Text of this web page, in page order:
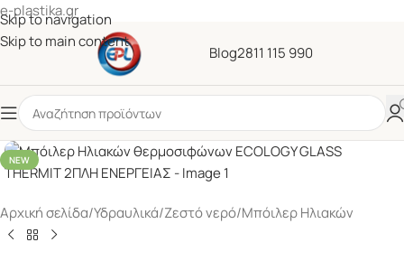
e-plastika.gr
Skip to navigation
Skip to main content
Blog2811 115 990
NEW
Αρχική σελίδα/Υδραυλικά/Ζεστό νερό/Μπόιλερ Ηλιακών